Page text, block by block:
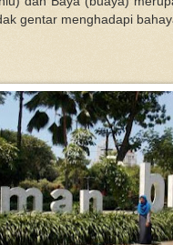
gentar menghadapi